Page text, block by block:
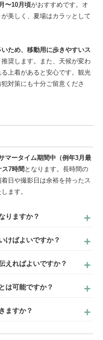
〜10月頃がおすすめです。オ
美しく、夏場はカラッとして
ため、移動用に歩きやすいス
奨します。また、天候が変わ
上着があると安心です。観光
対策にも十分ご留意くださ
マータイム期間中（例年3月最
7時間 となります。長時間の
日や撮影日は余裕を持ったス
ます。
りますか？
けばよいですか？
えればよいですか？
は可能ですか？
ますか？